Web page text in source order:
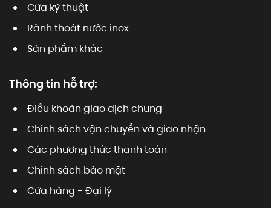
Cửa kỹ thuật
Rãnh thoát nước inox
Sản phẩm khác
Thông tin hỗ trợ:
Điều khoản giao dịch chung
Chính sách vận chuyển và giao nhận
Các phương thức thanh toán
Chính sách bảo mật
Cửa hàng - Đại lý